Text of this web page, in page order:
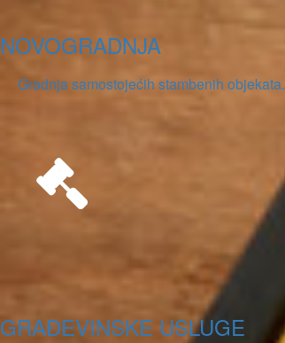
NOVOGRADNJA
Gradnja samostojećih stambenih objekata.
GRAĐEVINSKE USLUGE